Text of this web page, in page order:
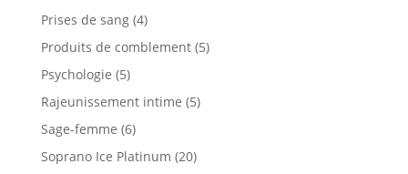
Prises de sang(4)
Produits de comblement(5)
Psychologie (5)
Rajeunissement intime (5)
Sage-femme (6)
Soprano Ice Platinum (20)